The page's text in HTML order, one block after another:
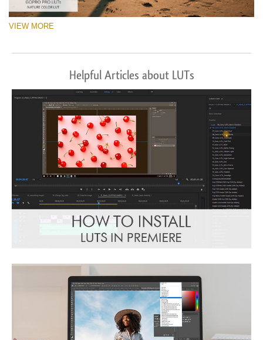
VIEW MORE
Helpful Articles about LUTs